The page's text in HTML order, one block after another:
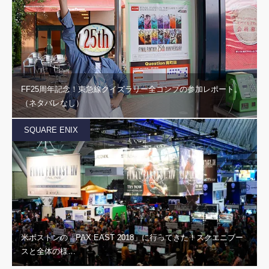
FF25周年記念！東急線クイズラリー全コンプの参加レポート。
（ネタバレなし）
SQUARE ENIX
米ボストンの「PAX EAST 2018」に行ってきた！スクエニブー
スと全体の様…